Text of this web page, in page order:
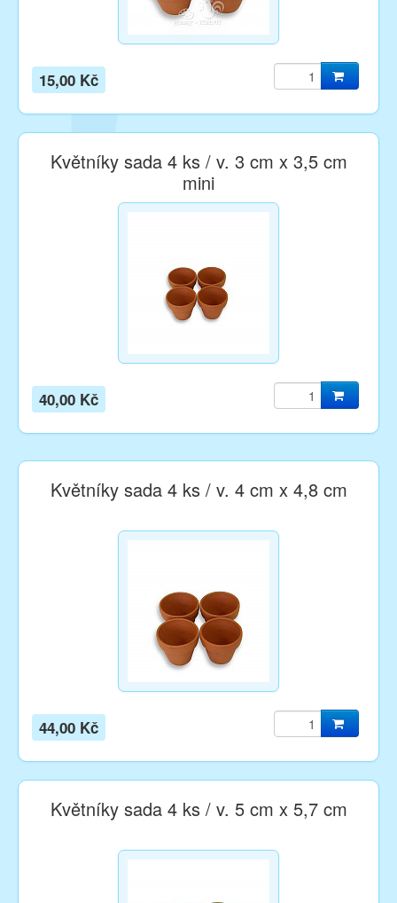
15,00 Kč
Květníky sada 4 ks / v. 3 cm x 3,5 cm
mini
40,00 Kč
Květníky sada 4 ks / v. 4 cm x 4,8 cm
44,00 Kč
Květníky sada 4 ks / v. 5 cm x 5,7 cm